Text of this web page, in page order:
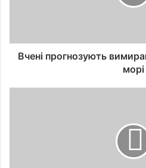
Вчені прогнозують
морі